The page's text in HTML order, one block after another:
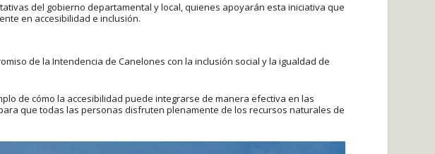
del gobierno departamental y local, quienes apoyarán esta iniciativa que
en accesibilidad e inclusión.
de la Intendencia de Canelones con la inclusión social y la igualdad de
de cómo la accesibilidad puede integrarse de manera efectiva en las
que todas las personas disfruten plenamente de los recursos naturales de